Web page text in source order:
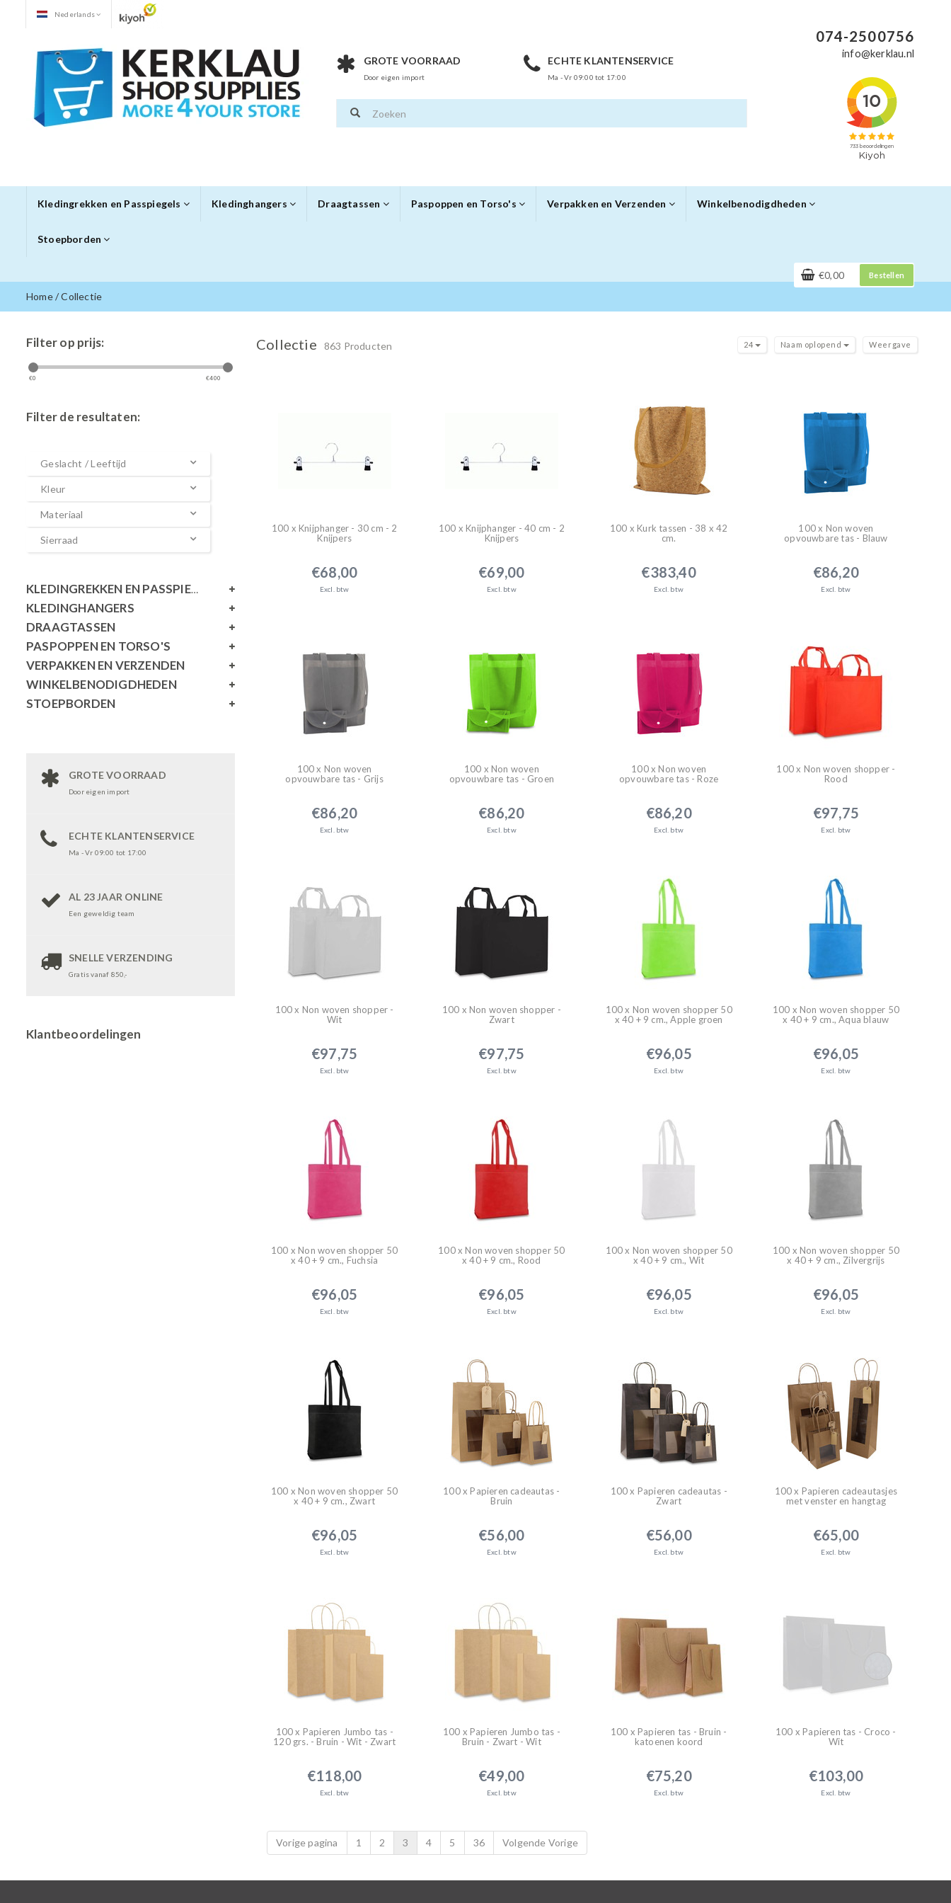
Nederlands
GROTE VOORRAAD
Door eigen import
ECHTE KLANTENSERVICE
Ma - Vr 09:00 tot 17:00
074-2500756
info@kerklau.nl
Kledingrekken en Passpiegels Kledinghangers Draagtassen Paspoppen en Torso's Verpakken en Verzenden Winkelbenodigdheden
Stoepborden
€0,00 Bestellen
Home/Collectie
Filter op prijs:
€0 €400
Filter de resultaten:
Geslacht / Leeftijd
Kleur
Materiaal
Sierraad
KLEDINGREKKEN EN PASSPIEGELS
KLEDINGHANGERS
DRAAGTASSEN
PASPOPPEN EN TORSO'S
VERPAKKEN EN VERZENDEN
WINKELBENODIGDHEDEN
STOEPBORDEN
GROTE VOORRAAD
Door eigen import
ECHTE KLANTENSERVICE
Ma - Vr 09:00 tot 17:00
AL 23 JAAR ONLINE
Een geweldig team
SNELLE VERZENDING
Gratis vanaf 850,-
Klantbeoordelingen
Collectie 863 Producten Weergave
Naam oplopend
24
100 x Knijphanger - 30 cm - 2
Knijpers
€68,00
Excl. btw
100 x Knijphanger - 40 cm - 2
Knijpers
€69,00
Excl. btw
100 x Kurk tassen - 38 x 42
cm.
€383,40
Excl. btw
100 x Non woven
opvouwbare tas - Blauw
€86,20
Excl. btw
100 x Non woven
opvouwbare tas - Grijs
€86,20
Excl. btw
100 x Non woven
opvouwbare tas - Groen
€86,20
Excl. btw
100 x Non woven
opvouwbare tas - Roze
€86,20
Excl. btw
100 x Non woven shopper -
Rood
€97,75
Excl. btw
100 x Non woven shopper -
Wit
€97,75
Excl. btw
100 x Non woven shopper -
Zwart
€97,75
Excl. btw
100 x Non woven shopper 50
x 40 + 9 cm., Apple groen
€96,05
Excl. btw
100 x Non woven shopper 50
x 40 + 9 cm., Aqua blauw
€96,05
Excl. btw
100 x Non woven shopper 50
x 40 + 9 cm., Fuchsia
€96,05
Excl. btw
100 x Non woven shopper 50
x 40 + 9 cm., Rood
€96,05
Excl. btw
100 x Non woven shopper 50
x 40 + 9 cm., Wit
€96,05
Excl. btw
100 x Non woven shopper 50
x 40 + 9 cm., Zilvergrijs
€96,05
Excl. btw
100 x Non woven shopper 50
x 40 + 9 cm., Zwart
€96,05
Excl. btw
100 x Papieren cadeautas -
Bruin
€56,00
Excl. btw
100 x Papieren cadeautas -
Zwart
€56,00
Excl. btw
100 x Papieren cadeautasjes
met venster en hangtag
€65,00
Excl. btw
100 x Papieren Jumbo tas -
120 grs. - Bruin - Wit - Zwart
€118,00
Excl. btw
100 x Papieren Jumbo tas -
Bruin - Zwart - Wit
€49,00
Excl. btw
100 x Papieren tas - Bruin -
katoenen koord
€75,20
Excl. btw
100 x Papieren tas - Croco -
Wit
€103,00
Excl. btw
Vorige pagina 1 2 3 4 5 36 Volgende Vorige